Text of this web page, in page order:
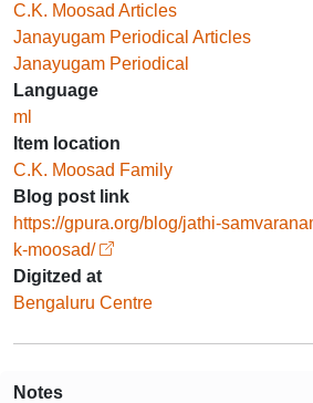
C.K. Moosad Articles
Janayugam Periodical Articles
Janayugam Periodical
Language
ml
Item location
C.K. Moosad Family
Blog post link
https://gpura.org/blog/jathi-
k-moosad/
Digitzed at
Bengaluru Centre
Notes